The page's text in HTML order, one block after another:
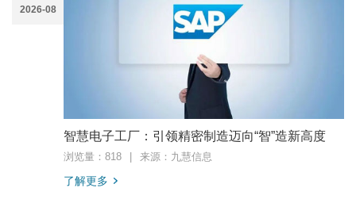
2026-08
智慧电子工厂：引领精密制造迈向“智”造新高度
浏览量：818 来源：九慧信息
了解更多